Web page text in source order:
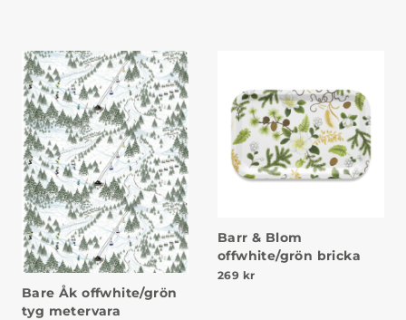
Bare Åk offwhite/grön
tyg metervara
Barr & Blom
offwhite/grön bricka
269 kr